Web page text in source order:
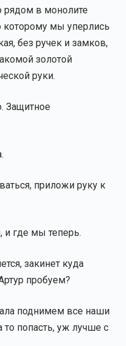
рядом в монолите
которому мы уперлись
без ручек и замков,
золотой
руки.
Защитное
приложи руку к
и где мы теперь.
закинет куда
пробуем?
поднимем все наши
попасть, уж лучше с